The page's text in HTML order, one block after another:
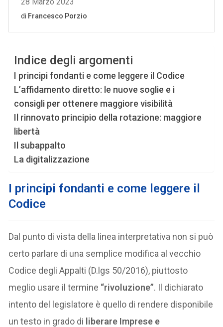
Indice degli argomenti
I principi fondanti e come leggere il Codice
L’affidamento diretto: le nuove soglie e i
consigli per ottenere maggiore visibilità
Il rinnovato principio della rotazione: maggiore
libertà
Il subappalto
La digitalizzazione
I principi fondanti e come leggere il
Codice
Dal punto di vista della linea interpretativa non si può
certo parlare di una semplice modifica al vecchio
Codice degli Appalti (D.lgs 50/2016), piuttosto
meglio usare il termine “rivoluzione”. Il dichiarato
intento del legislatore è quello di rendere disponibile
un testo in grado di liberare Imprese e